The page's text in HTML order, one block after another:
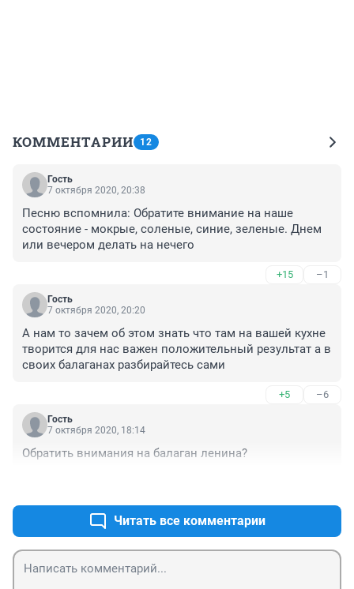
КОММЕНТАРИИ 12
Гость
7 октября 2020, 20:38
Песню вспомнила: Обратите внимание на наше
состояние - мокрые, соленые, синие, зеленые. Днем
или вечером делать на нечего
+15 –1
Гость
7 октября 2020, 20:20
А нам то зачем об этом знать что там на вашей кухне
творится для нас важен положительный результат а в
своих балаганах разбирайтесь сами
+5 –6
Гость
7 октября 2020, 18:14
Обратить внимания на балаган ленина?
Читать все комментарии